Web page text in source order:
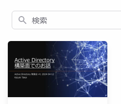
検索